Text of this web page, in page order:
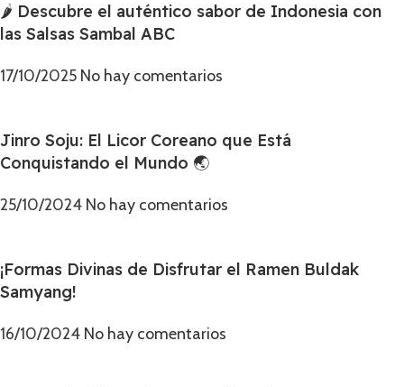
🌶️ Descubre el auténtico sabor de Indonesia con
las Salsas Sambal ABC
17/10/2025 No hay comentarios
Jinro Soju: El Licor Coreano que Está
Conquistando el Mundo 🌏
25/10/2024 No hay comentarios
¡Formas Divinas de Disfrutar el Ramen Buldak
Samyang!
16/10/2024 No hay comentarios